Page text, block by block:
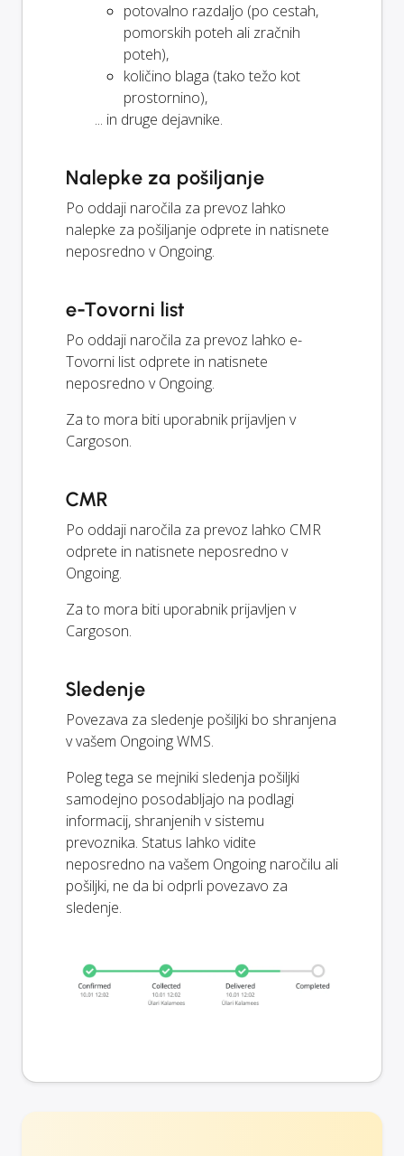
potovalno razdaljo (po cestah,
pomorskih poteh ali zračnih
poteh),
količino blaga (tako težo kot
prostornino),
... in druge dejavnike.
Nalepke za pošiljanje
Po oddaji naročila za prevoz lahko
nalepke za pošiljanje odprete in natisnete
neposredno v Ongoing.
e-Tovorni list
Po oddaji naročila za prevoz lahko e-
Tovorni list odprete in natisnete
neposredno v Ongoing.
Za to mora biti uporabnik prijavljen v
Cargoson.
CMR
Po oddaji naročila za prevoz lahko CMR
odprete in natisnete neposredno v
Ongoing.
Za to mora biti uporabnik prijavljen v
Cargoson.
Sledenje
Povezava za sledenje pošiljki bo shranjena
v vašem Ongoing WMS.
Poleg tega se mejniki sledenja pošiljki
samodejno posodabljajo na podlagi
informacij, shranjenih v sistemu
prevoznika. Status lahko vidite
neposredno na vašem Ongoing naročilu ali
pošiljki, ne da bi odprli povezavo za
sledenje.